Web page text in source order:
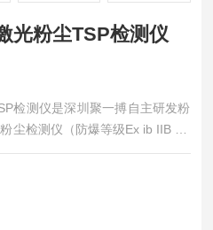
光粉尘TSP检测仪
检测仪是深圳聚一搏自主研发粉
尘检测仪（防爆等级Ex ib IIB T4
要用于工矿企业中粉尘颗粒物
对空气中粉尘进行高灵敏非接触
进行运算直接显示粉尘质量浓度